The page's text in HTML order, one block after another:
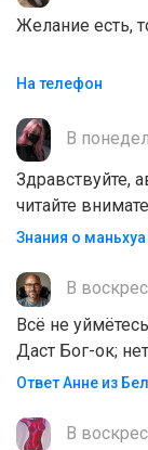
Желание
На телефон
В
Здравствуйте,
читайте
Знания о
В
Всё не
Даст Бог-ок;
Ответ Анне из
В